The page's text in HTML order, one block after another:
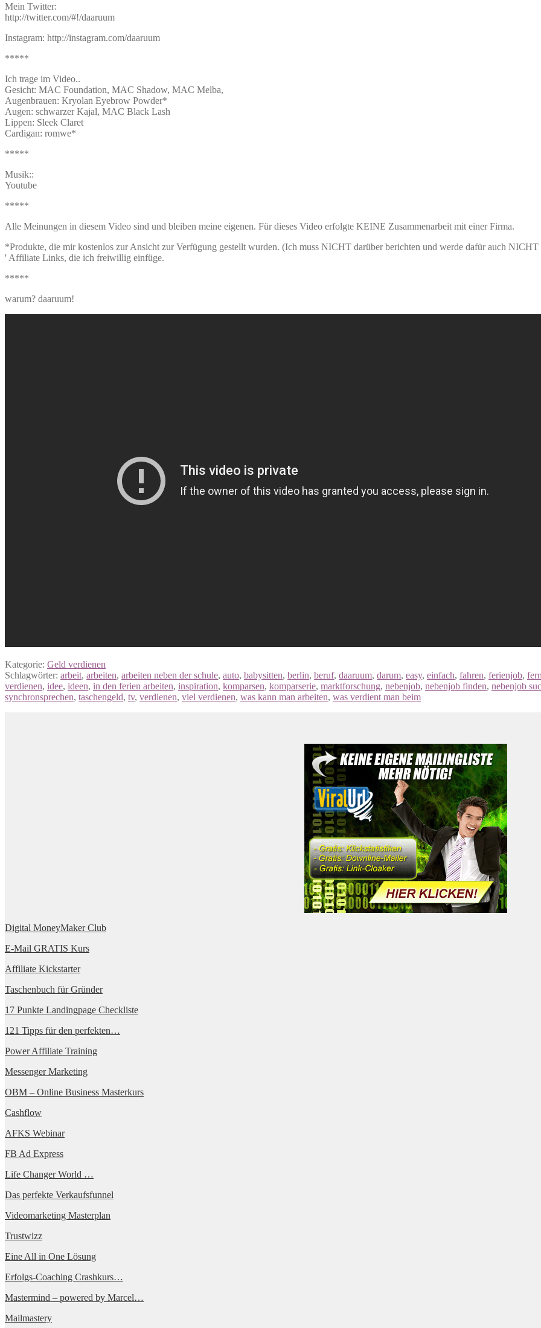
Mein Twitter:
http://twitter.com/#!/daaruum
Instagram: http://instagram.com/daaruum
*****
Ich trage im Video..
Gesicht: MAC Foundation, MAC Shadow, MAC Melba,
Augenbrauen: Kryolan Eyebrow Powder*
Augen: schwarzer Kajal, MAC Black Lash
Lippen: Sleek Claret
Cardigan: romwe*
*****
Musik::
Youtube
*****
Alle Meinungen in diesem Video sind und bleiben meine eigenen. Für dieses Video erfolgte KEINE Zusammenarbeit mit einer Firma.
*Produkte, die mir kostenlos zur Ansicht zur Verfügung gestellt wurden. (Ich muss NICHT darüber berichten und werde dafür auch NICHT
' Affiliate Links, die ich freiwillig einfüge.
*****
warum? daaruum!
Kategorie: Geld verdienen
Schlagwörter: arbeit, arbeiten, arbeiten neben der schule, auto, babysitten, berlin, beruf, daaruum, darum, easy, einfach, fahren, ferienjob,
verdienen, idee, ideen, in den ferien arbeiten, inspiration, komparsen, komparserie, marktforschung, nebenjob, nebenjob finden, nebenjob
synchronsprechen, taschengeld, tv, verdienen, viel verdienen, was kann man arbeiten, was verdient man beim
Digital MoneyMaker Club
E-Mail GRATIS Kurs
Affiliate Kickstarter
Taschenbuch für Gründer
17 Punkte Landingpage Checkliste
121 Tipps für den perfekten…
Power Affiliate Training
Messenger Marketing
OBM – Online Business Masterkurs
Cashflow
AFKS Webinar
FB Ad Express
Life Changer World …
Das perfekte Verkaufsfunnel
Videomarketing Masterplan
Trustwizz
Eine All in One Lösung
Erfolgs-Coaching Crashkurs…
Mastermind – powered by Marcel…
Mailmastery